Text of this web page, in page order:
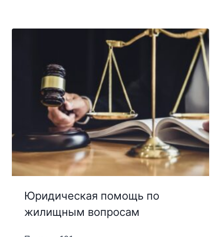
Юридическая помощь по
жилищным вопросам